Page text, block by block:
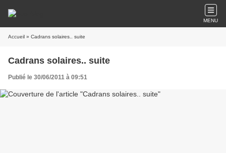
MENU
Accueil » Cadrans solaires.. suite
Cadrans solaires.. suite
Publié le 30/06/2011 à 09:51